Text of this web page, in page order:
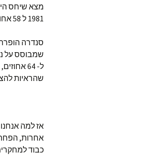
1981 ל 58 אחוזים ב 1997 – והזמן השבועי שמנוצל ללמידה בבית יותר מהוכפל.
סנדרה
ל- 64
שהראיות
אז למה
אחרות,
כבוד